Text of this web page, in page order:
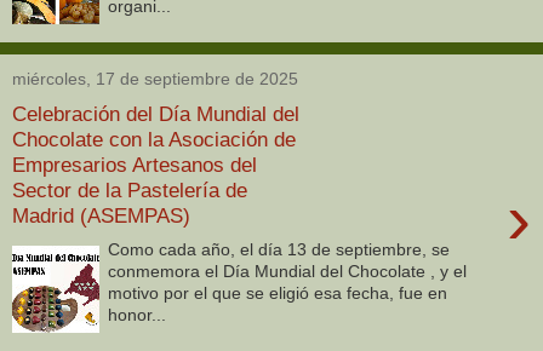
organi...
miércoles, 17 de septiembre de 2025
Celebración del Día Mundial del
Chocolate con la Asociación de
Empresarios Artesanos del
Sector de la Pastelería de
Madrid (ASEMPAS)
›
Como cada año, el día 13 de septiembre, se
conmemora el Día Mundial del Chocolate , y el
motivo por el que se eligió esa fecha, fue en
honor...